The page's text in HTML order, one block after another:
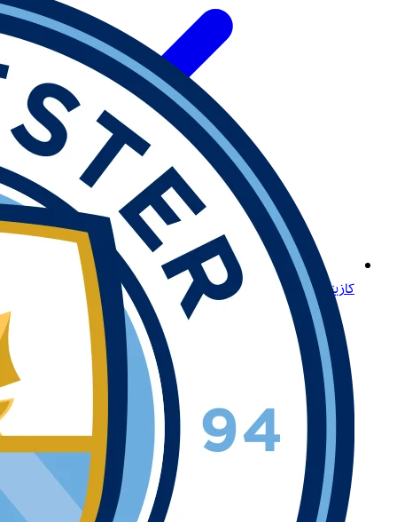
كازينو Betway أونلاين: وجهتك الأولى لتجربة ألعاب متميزة في المغرب